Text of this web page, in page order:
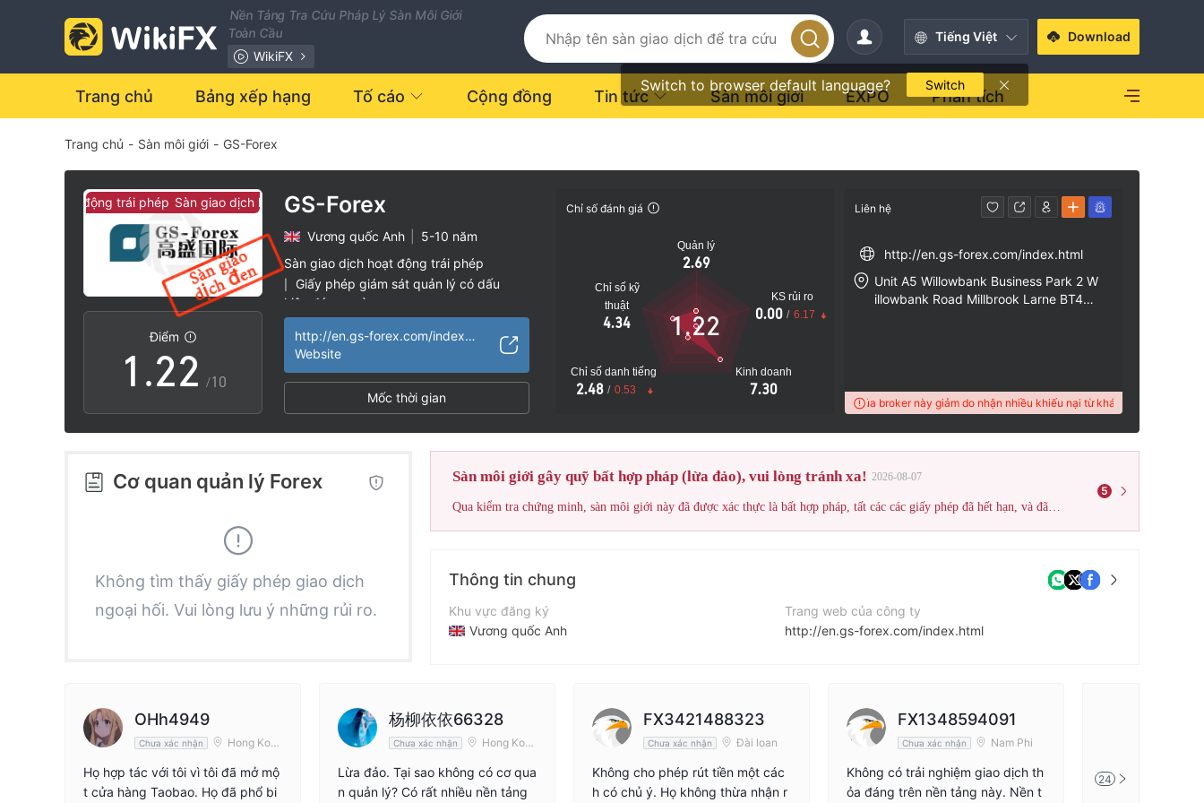
Nền Tảng Tra Cứu Pháp Lý Sàn Môi Giới
Toàn Cầu
WikiFX
Tiếng Việt
Switch to browser default language? Switch
Download
Trang chủ Bảng xếp hạng Tố cáo Cộng đồng Tin tức Sàn môi giới EXPO Phân tích
Trang chủ - Sàn môi giới - GS-Forex
dịch hoạt động trái phép Sàn giao dịch hoạt động trái phép
Điểm
0
1
2
3
5
6
8
9
.
0
1
2
3
4
6
7
9
0
1
2
3
4
6
7
9
/10
GS-Forex
Vương quốc Anh
5-10 năm
Sàn giao dịch hoạt động trái phép
Giấy phép giám sát quản lý có dấu
hiệu đáng ngờ
|
Nguy cơ rủi ro cao
http://en.gs-forex.com/index.html
Website
Mốc thời gian
Chỉ số đánh giá
Quản lý
2.69
Chỉ số kỹ
thuật
4.34
Chỉ số danh tiếng
2.48 / 0.53
Kinh doanh
7.30
KS rủi ro
0.00 / 6.17
1.22
Liên hệ
http://en.gs-forex.com/index.html
Unit A5 Willowbank Business Park 2 W
illowbank Road Millbrook Larne BT40
Điểm đánh giá WikiFX của broker này giảm do nhận nhiều khiếu nại từ khách hàng
Cơ quan quản lý Forex
Không tìm thấy giấy phép giao dịch
ngoại hối. Vui lòng lưu ý những rủi ro.
Sàn môi giới gây quỹ bất hợp pháp (lừa đảo), vui lòng tránh xa! 2026-08-07
Qua kiểm tra chứng minh, sàn môi giới này đã được xác thực là bất hợp pháp, tất các các giấy phép đã hết hạn, và đã bị WikiFX liệt vào danh sách Sàn giao dịch hoạt động trái phép; xin hãy lưu ý rủi ro!
5
Thông tin chung
Khu vực đăng ký
Vương quốc Anh
Tên công ty
Galip Systems Limited
Trang web của công ty
http://en.gs-forex.com/index.html
1030037506
OHh4949
Chưa xác nhận
Hong Kon
Họ hợp tác với tôi vì tôi đã mở mộ
t cửa hàng Taobao. Họ đã phổ bi
杨柳依依66328
Chưa xác nhận
Hong Kon
Lừa đảo. Tại sao không có cơ qua
n quản lý? Có rất nhiều nền tảng
FX3421488323
Chưa xác nhận Đài loan
Không cho phép rút tiền một các
h có chủ ý. Họ không thừa nhận r
FX1348594091
Chưa xác nhận Nam Phi
Không có trải nghiệm giao dịch th
ỏa đáng trên nền tảng này. Nền t
Không thể rút
24